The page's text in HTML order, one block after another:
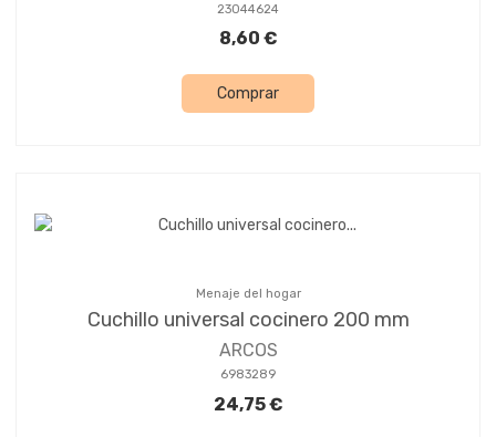
23044624
8,60 €
Comprar
Menaje del hogar
Cuchillo universal cocinero 200 mm
ARCOS
6983289
24,75 €